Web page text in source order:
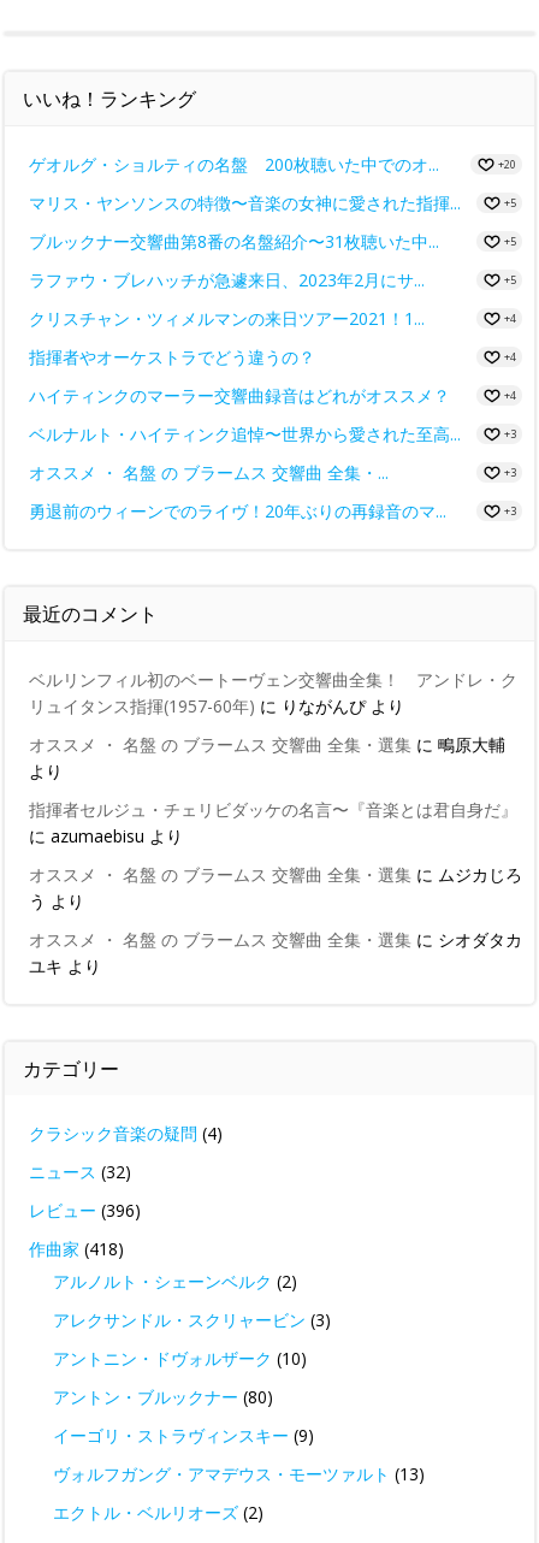
いいね！ランキング
ゲオルグ・ショルティの名盤 200枚聴いた中でのオ... +20
マリス・ヤンソンスの特徴〜音楽の女神に愛された指揮... +5
ブルックナー交響曲第8番の名盤紹介〜31枚聴いた中... +5
ラファウ・ブレハッチが急遽来日、2023年2月にサ... +5
クリスチャン・ツィメルマンの来日ツアー2021！1... +4
指揮者やオーケストラでどう違うの？ +4
ハイティンクのマーラー交響曲録音はどれがオススメ？ +4
ベルナルト・ハイティンク追悼〜世界から愛された至高... +3
オススメ ・ 名盤 の ブラームス 交響曲 全集・... +3
勇退前のウィーンでのライヴ！20年ぶりの再録音のマ... +3
最近のコメント
ベルリンフィル初のベートーヴェン交響曲全集！ アンドレ・ク
リュイタンス指揮(1957-60年) に りながんぴより
オススメ ・ 名盤 の ブラームス 交響曲 全集・選集 に 鴫原大輔
より
指揮者セルジュ・チェリビダッケの名言〜『音楽とは君自身だ』
に azumaebisu より
オススメ ・ 名盤 の ブラームス 交響曲 全集・選集 に ムジカじろ
う より
オススメ ・ 名盤 の ブラームス 交響曲 全集・選集 に シオダタカ
ユキ より
カテゴリー
クラシック音楽の疑問 (4)
ニュース (32)
レビュー (396)
作曲家 (418)
アルノルト・シェーンベルク (2)
アレクサンドル・スクリャービン (3)
アントニン・ドヴォルザーク (10)
アントン・ブルックナー (80)
イーゴリ・ストラヴィンスキー (9)
ヴォルフガング・アマデウス・モーツァルト (13)
エクトル・ベルリオーズ (2)